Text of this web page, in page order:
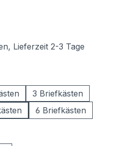
Lieferzeit 2-3 Tage
3 Briefkästen
6 Briefkästen